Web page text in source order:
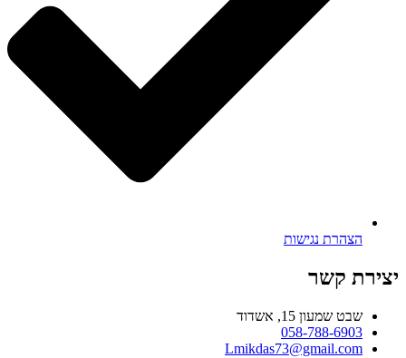
הצהרת נגישות
יצירת קשר
שבט שמעון 15, אשדוד
058-788-6903
Lmikdas73@gmail.com